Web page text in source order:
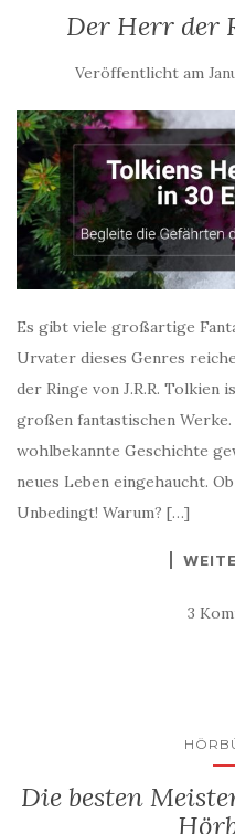
Der Herr der
Veröffentlicht am
Es gibt viele großartige
Urvater dieses Genres
der Ringe von J.R.R.
großen fantastischen
wohlbekannte Geschichte
neues Leben eingehaucht.
Unbedingt! Warum? […]
3
Die besten